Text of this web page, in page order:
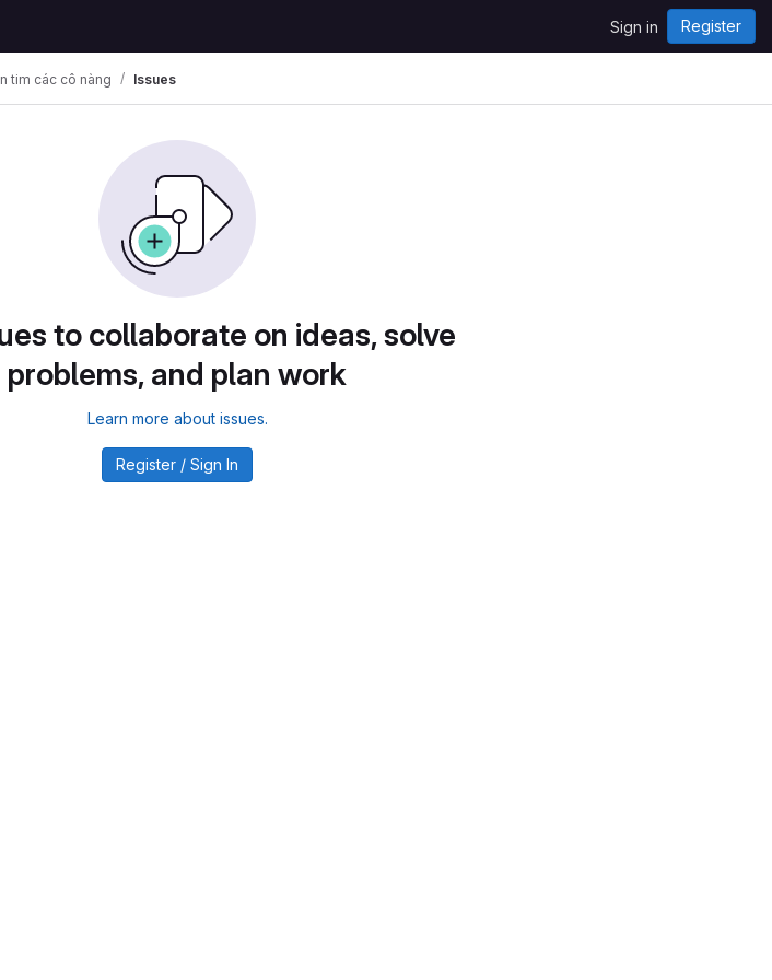
Sign in Register
tim các cô nàng Issues
to collaborate on ideas, solve
problems, and plan work
Learn more about issues.
Register / Sign In